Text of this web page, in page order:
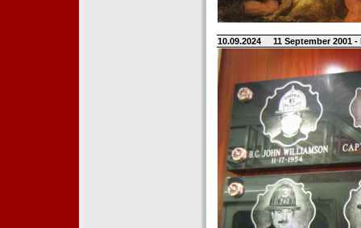
10.09.2024 11 September 2001